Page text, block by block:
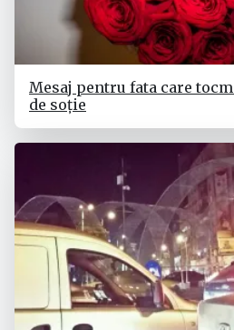
Mesaj pentru fata care
de soție